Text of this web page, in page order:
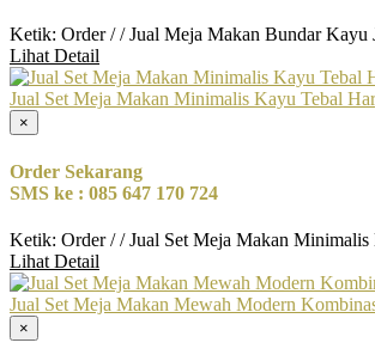
Ketik: Order / / Jual Meja Makan Bundar
Lihat Detail
Jual Set Meja Makan Minimalis Kayu Tebal
×
Order Sekarang
SMS ke : 085 647 170 724
Ketik: Order / / Jual Set Meja Makan
Lihat Detail
Jual Set Meja Makan Mewah Modern
×